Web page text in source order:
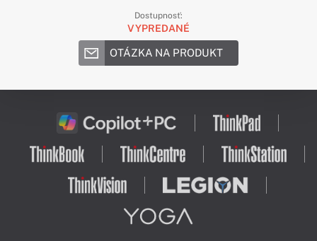
Dostupnosť:
VYPREDANÉ
OTÁZKA NA PRODUKT